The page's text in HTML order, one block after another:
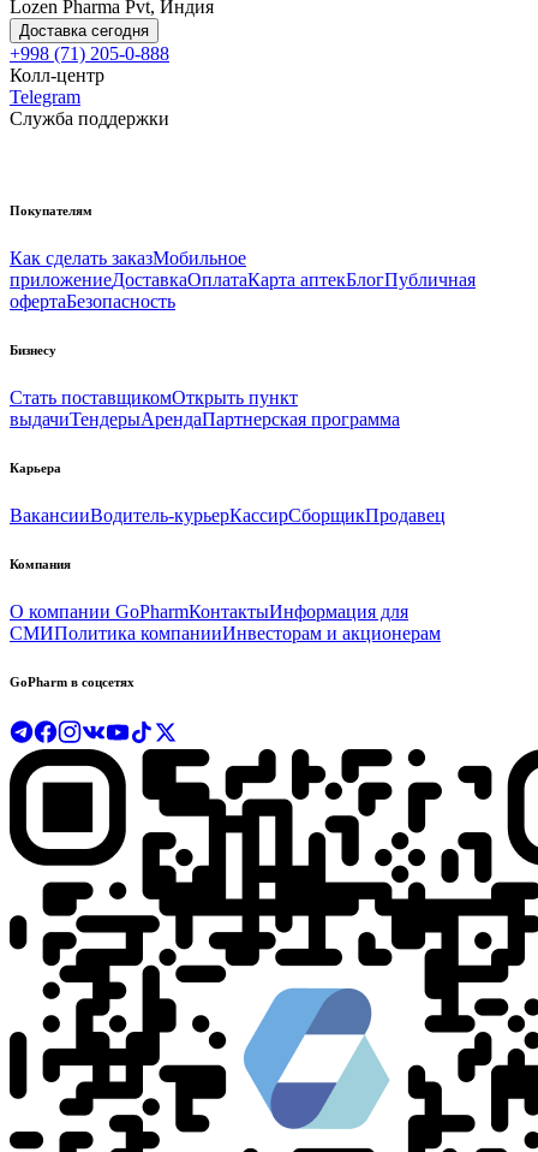
Lozen Pharma Pvt, Индия
Доставка сегодня
+998 (71) 205-0-888
Колл-центр
Telegram
Служба поддержки
Покупателям
Как сделать заказМобильное
приложениеДоставкаОплатаКарта аптекБлогПубличная
офертаБезопасность
Бизнесу
Стать поставщикомОткрыть пункт
выдачиТендерыАрендаПартнерская программа
Карьера
ВакансииВодитель-курьерКассирСборщикПродавец
Компания
О компании GoPharmКонтактыИнформация для
СМИПолитика компанииИнвесторам и акционерам
GoPharm в соцсетях